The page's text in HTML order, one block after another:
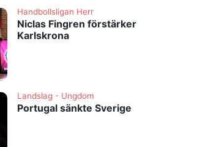
Handbollsligan Herr
Niclas Fingren förstärker
Karlskrona
Landslag - Ungdom
Portugal sänkte Sverige